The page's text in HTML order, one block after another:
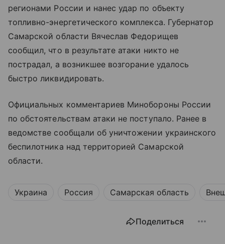
регионами России и нанес удар по объекту
топливно-энергетического комплекса. Губернатор
Самарской области Вячеслав Федорищев
сообщил, что в результате атаки никто не
пострадал, а возникшее возгорание удалось
быстро ликвидировать.
Официальных комментариев Минобороны России
по обстоятельствам атаки не поступало. Ранее в
ведомстве сообщали об уничтожении украинского
беспилотника над территорией Самарской
области.
Украина Россия Самарская область
Поделиться